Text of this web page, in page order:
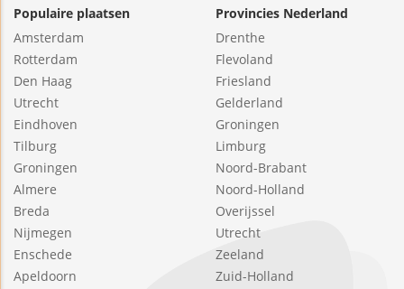
Populaire plaatsen
Amsterdam
Rotterdam
Den Haag
Utrecht
Eindhoven
Tilburg
Groningen
Almere
Breda
Nijmegen
Enschede
Apeldoorn
Provincies Nederland
Drenthe
Flevoland
Friesland
Gelderland
Groningen
Limburg
Noord-Brabant
Noord-Holland
Overijssel
Utrecht
Zeeland
Zuid-Holland